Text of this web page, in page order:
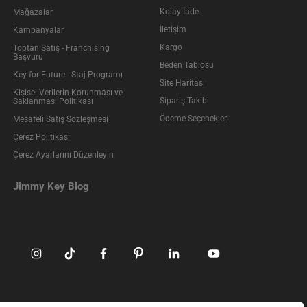
Mağazalar
Kampanyalar
Toptan Satış - Franchising
Başvuru
Key for Future - Staj Programı
Kişisel Verilerin Korunması ve
Saklanması Politikası
Mesafeli Satış Sözleşmesi
Çerez Politikası
Çerez Ayarlarını Düzenleyin
Jimmy Key Blog
Kolay İade
İletişim
Kargo
Beden Tablosu
Site Haritası
Sipariş Takibi
Ödeme Seçenekleri